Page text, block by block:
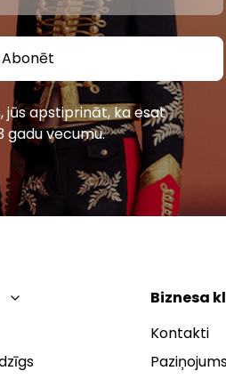
Abonēt
jūs apstiprināt, ka esat
gadu vecumu.
Biznesa
Kontakti